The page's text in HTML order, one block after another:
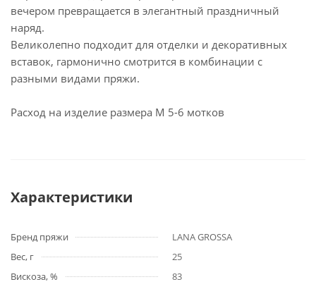
вечером превращается в элегантный праздничный
наряд.
Великолепно подходит для отделки и декоративных
вставок, гармонично смотрится в комбинации с
разными видами пряжи.
Расход на изделие размера М 5-6 мотков
Характеристики
Бренд пряжи
LANA GROSSA
Вес, г
25
Вискоза, %
83